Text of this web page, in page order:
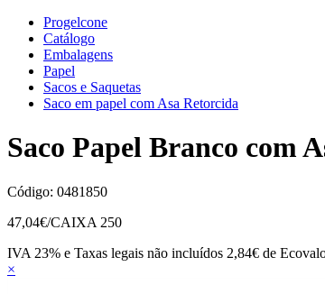
Progelcone
Catálogo
Embalagens
Papel
Sacos e Saquetas
Saco em papel com Asa Retorcida
Saco Papel Branco com
Código: 0481850
47,04€/CAIXA 250
IVA 23% e Taxas legais não incluídos 2,84€ de
×